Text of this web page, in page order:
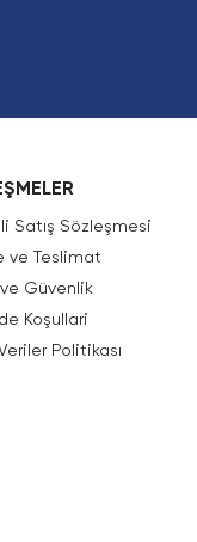
Satış Sözleşmesi
ve Teslimat
Güvenlik
Koşullari
Politikası